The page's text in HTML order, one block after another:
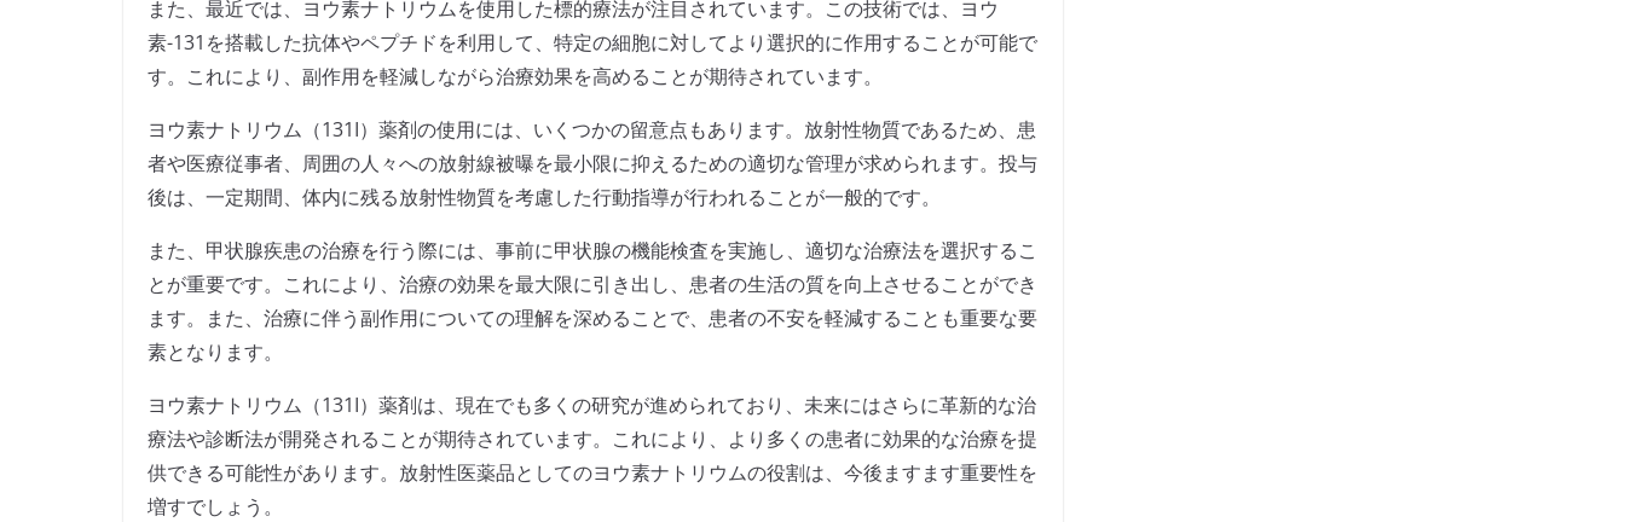
また、最近では、ヨウ素ナトリウムを使用した標的療法が注目されています。この技術では、ヨウ
素-131を搭載した抗体やペプチドを利用して、特定の細胞に対してより選択的に作用することが可能で
す。これにより、副作用を軽減しながら治療効果を高めることが期待されています。
ヨウ素ナトリウム（131I）薬剤の使用には、いくつかの留意点もあります。放射性物質であるため、患
者や医療従事者、周囲の人々への放射線被曝を最小限に抑えるための適切な管理が求められます。投与
後は、一定期間、体内に残る放射性物質を考慮した行動指導が行われることが一般的です。
また、甲状腺疾患の治療を行う際には、事前に甲状腺の機能検査を実施し、適切な治療法を選択するこ
とが重要です。これにより、治療の効果を最大限に引き出し、患者の生活の質を向上させることができ
ます。また、治療に伴う副作用についての理解を深めることで、患者の不安を軽減することも重要な要
素となります。
ヨウ素ナトリウム（131I）薬剤は、現在でも多くの研究が進められており、未来にはさらに革新的な治
療法や診断法が開発されることが期待されています。これにより、より多くの患者に効果的な治療を提
供できる可能性があります。放射性医薬品としてのヨウ素ナトリウムの役割は、今後ますます重要性を
増すでしょう。